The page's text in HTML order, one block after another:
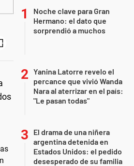
Noche clave para Gran
Hermano: el dato que
sorprendió a muchos
Yanina Latorre revelo el
percance que vivió Wanda
Nara al aterrizar en el país:
"Le pasan todas"
El drama de una niñera
argentina detenida en
Estados Unidos: el pedido
desesperado de su familia